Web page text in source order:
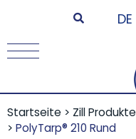
DE
Startseite > Zill Produkte
> PolyTarp® 210 Rund